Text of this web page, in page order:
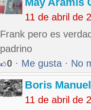
11 de abril de
Frank pero es
padrino
0 · Me gusta · No
Boris
11 de abril de